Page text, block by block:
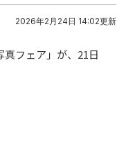
2026年2月24日 14:02更新
フェア」が、21日